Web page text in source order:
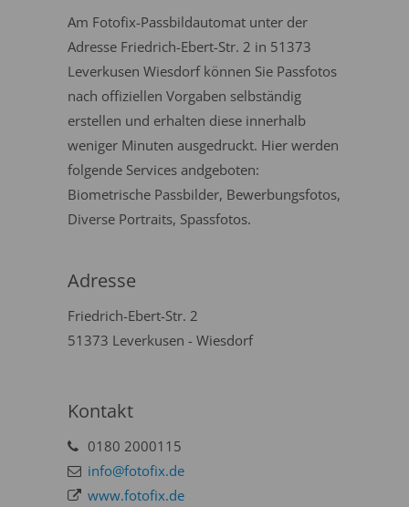
Am Fotofix-Passbildautomat unter der
Adresse Friedrich-Ebert-Str. 2 in 51373
Leverkusen Wiesdorf können Sie Passfotos
nach offiziellen Vorgaben selbständig
erstellen und erhalten diese innerhalb
weniger Minuten ausgedruckt. Hier werden
folgende Services andgeboten:
Biometrische Passbilder, Bewerbungsfotos,
Diverse Portraits, Spassfotos.
Adresse
Friedrich-Ebert-Str. 2
51373 Leverkusen - Wiesdorf
Kontakt
0180 2000115
info@fotofix.de
www.fotofix.de